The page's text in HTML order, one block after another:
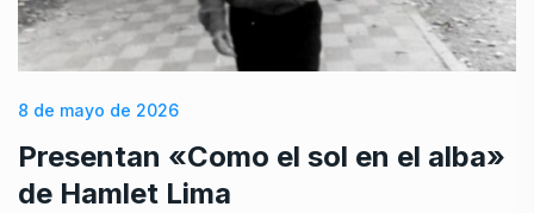
8 de mayo de 2026
Presentan «Como el sol en el alba»
de Hamlet Lima